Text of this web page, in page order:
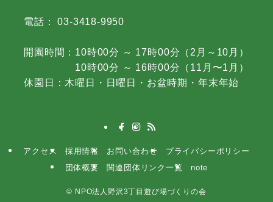
電話： 03-3418-9950
開園時間：10時00分 ～ 17時00分（2月～10月）
10時00分 ～ 16時00分（11月〜1月）
休園日：木曜日・日曜日・お盆時期・年末年始
アクセス 採用情報 お問い合わせ
プライバシーポリシー
団体概要
関連団体リンク一覧 note
© NPO法人野沢3丁目遊び場づくりの会